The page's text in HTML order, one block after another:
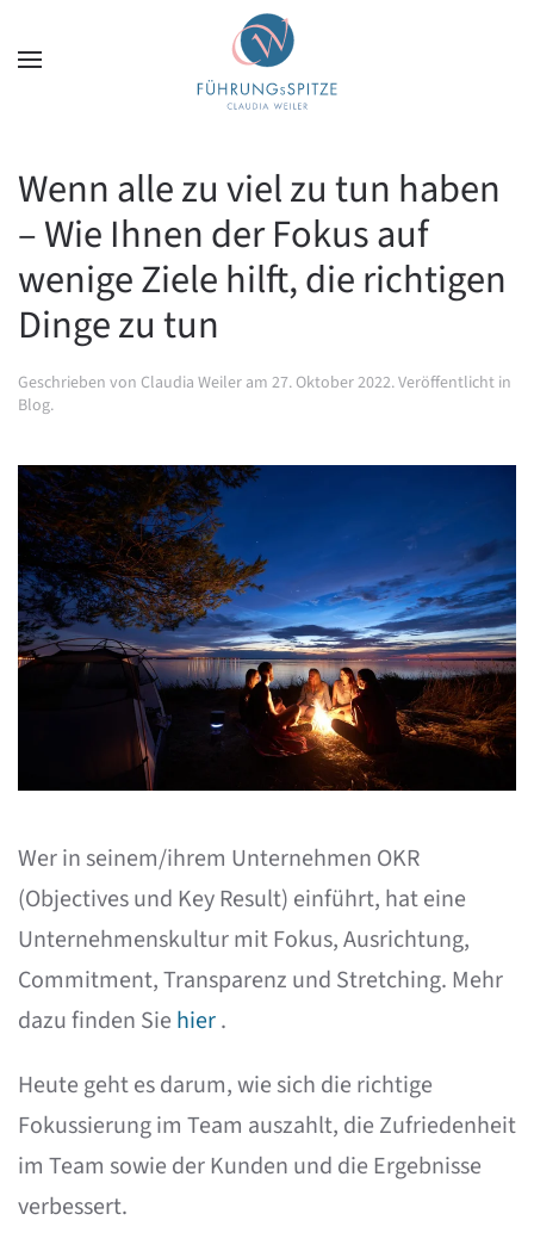
Zum Hauptinhalt springen
Wenn alle zu viel zu tun haben
– Wie Ihnen der Fokus auf
wenige Ziele hilft, die richtigen
Dinge zu tun
Geschrieben von Claudia Weiler am 27. Oktober 2022. Veröffentlicht in
Blog.
Wer in seinem/ihrem Unternehmen OKR
(Objectives und Key Result) einführt, hat eine
Unternehmenskultur mit Fokus, Ausrichtung,
Commitment, Transparenz und Stretching. Mehr
dazu finden Sie hier.
Heute geht es darum, wie sich die richtige
Fokussierung im Team auszahlt, die Zufriedenheit
im Team sowie der Kunden und die Ergebnisse
verbessert.